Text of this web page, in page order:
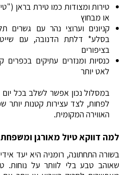
טירות ומצודות כמו טירת בראן
או מבחוץ
קניונים וערוצי נהר עם גשרים
בסלע* דלתת הדנובה, עם שייט
בציפורים
כנסיות ומנזרים עתיקים
לאט יותר
במסלול נכון אפשר לשלב בכל
לפחות, לצד עצירות קטנות יותר
האווירה המקומית.
למה דווקא טיול מאורגן
בשורה התחתונה, רומניה היא יעד
שאוהב טבע בלי לוותר על נוחות.